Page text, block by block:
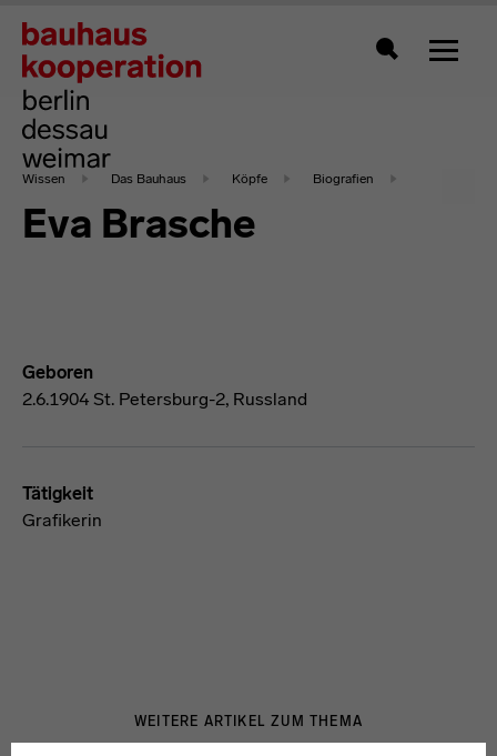
Zeigt
Wissen Das Bauhaus Köpfe Biografien
Eva Brasche
Geboren
2.6.1904 St. Petersburg-2, Russland
Tätigkeit
Grafikerin
WEITERE ARTIKEL ZUM THEMA